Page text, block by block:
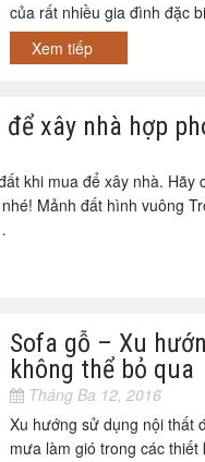
của rất nhiều gia đình đặc
Xem tiếp
xây nhà hợp
khi mua để xây nhà.
Mảnh đất hình vuông
Sofa gỗ – Xu
không thể bỏ qua
Tháng Ba 12, 2016
Xu hướng sử dụng nội thất
mưa làm gió trong các